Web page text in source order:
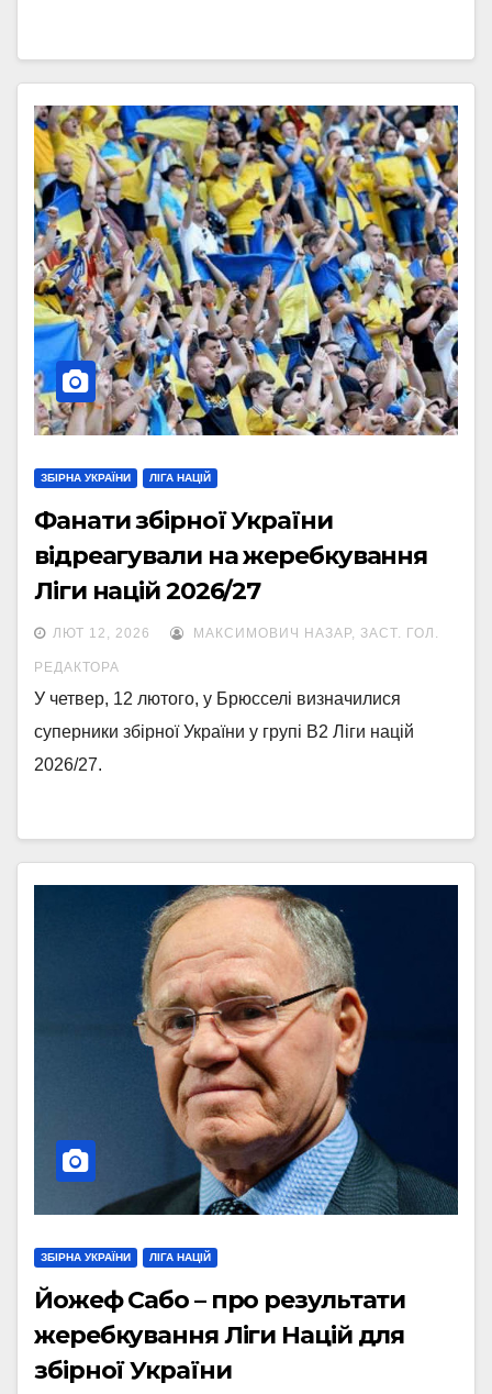
ЗБІРНА УКРАЇНИ ЛІГА НАЦІЙ
Фанати збірної України
відреагували на жеребкування
Ліги націй 2026/27
ЛЮТ 12, 2026 МАКСИМОВИЧ НАЗАР, ЗАСТ. ГОЛ.
РЕДАКТОРА
У четвер, 12 лютого, у Брюсселі визначилися
суперники збірної України у групі В2 Ліги націй
2026/27.
ЗБІРНА УКРАЇНИ ЛІГА НАЦІЙ
Йожеф Сабо – про результати
жеребкування Ліги Націй для
збірної України